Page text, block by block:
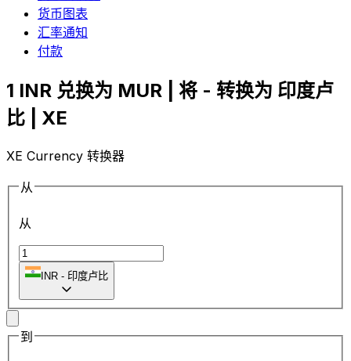
货币图表
汇率通知
付款
1 INR 兑换为 MUR | 将 - 转换为 印度卢
比 | XE
XE Currency 转换器
从
从
INR - 印度卢比
到